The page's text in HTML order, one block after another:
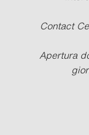
Contact
Apertura